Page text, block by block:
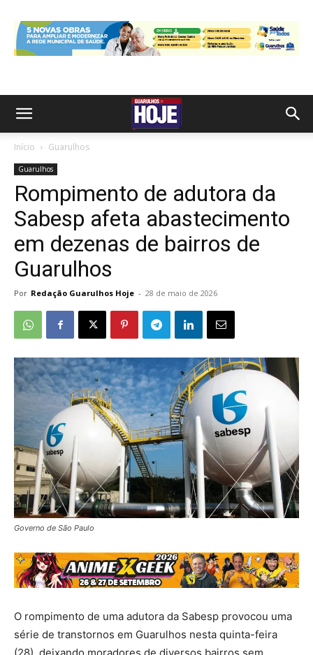
Início Guarulhos
Guarulhos
Rompimento de adutora da
Sabesp afeta abastecimento
em dezenas de bairros de
Guarulhos
Por Redação Guarulhos Hoje - 28 de maio de 2026
Governo de São Paulo
O rompimento de uma adutora da Sabesp provocou uma
série de transtornos em Guarulhos nesta quinta-feira
(28), deixando moradores de diversos bairros sem